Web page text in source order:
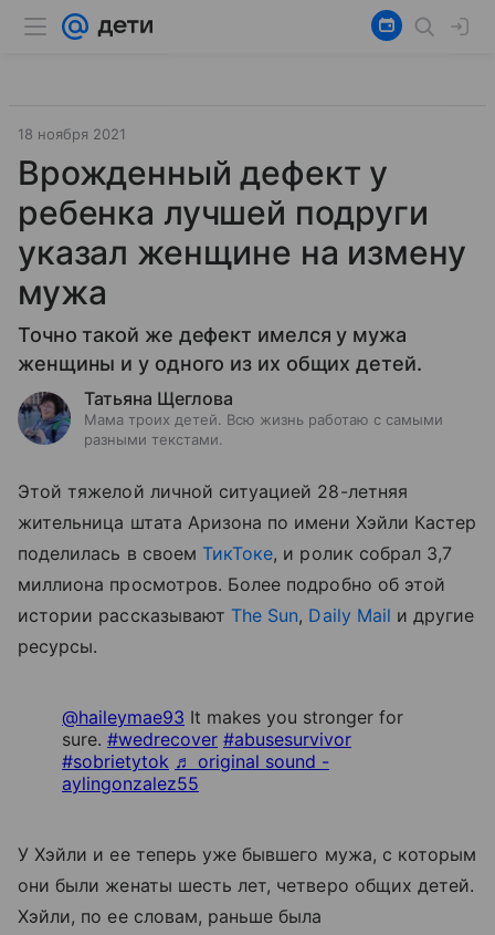
18 ноября 2021
Врожденный дефект у
ребенка лучшей подруги
указал женщине на измену
мужа
Точно такой же дефект имелся у мужа
женщины и у одного из их общих детей.
Татьяна Щеглова
Мама троих детей. Всю жизнь работаю с самыми
разными текстами.
Этой тяжелой личной ситуацией 28-летняя
жительница штата Аризона по имени Хэйли Кастер
поделилась в своем ТикТоке, и ролик собрал 3,7
миллиона просмотров. Более подробно об этой
истории рассказывают The Sun, Daily Mail и другие
ресурсы.
@haileymae93 It makes you stronger for
sure. #wedrecover #abusesurvivor
#sobrietytok ♬ original sound -
aylingonzalez55
У Хэйли и ее теперь уже бывшего мужа, с которым
они были женаты шесть лет, четверо общих детей.
Хэйли, по ее словам, раньше была